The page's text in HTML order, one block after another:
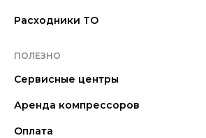
Расходники ТО
ПОЛЕЗНО
Сервисные центры
Аренда компрессоров
Оплата